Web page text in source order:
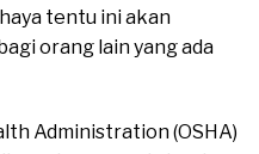
tentu ini akan
orang lain yang ada
Administration (OSHA)